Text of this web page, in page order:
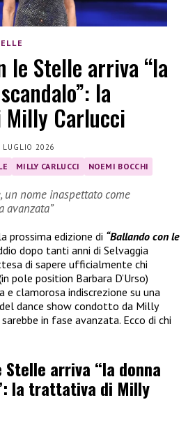
le Stelle arriva “la
la
Carlucci
LUGLIO 2026
MILLY CARLUCCI NOEMI BOCCHI
nome inaspettato come
avanzata”
prossima edizione di “Ballando con le
dopo tanti anni di Selvaggia
di sapere ufficialmente chi
pole position Barbara D’Urso)
e clamorosa indiscrezione su una
dance show condotto da Milly
in fase avanzata. Ecco di chi
Stelle arriva “la donna
la trattativa di Milly